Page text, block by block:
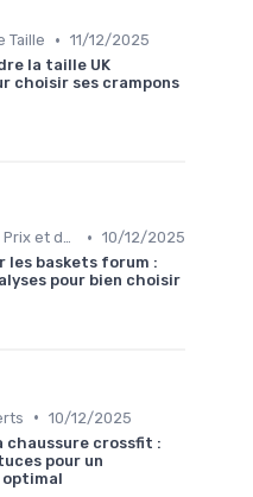
Taille • 11/12/2025
la taille UK
choisir ses crampons
Comparatifs de Prix et de Modèles • 10/12/2025
les baskets forum :
pour bien choisir
• 10/12/2025
chaussure crossfit :
pour un